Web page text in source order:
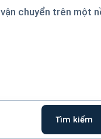
chuyển trên một
Tìm kiếm